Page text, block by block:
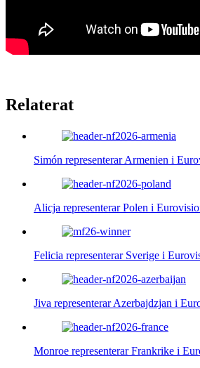
Relaterat
Simón representerar Armenien i
Alicja representerar Polen i
Felicia representerar Sverige i
Jiva representerar Azerbajdzjan i
Monroe representerar Frankrike i